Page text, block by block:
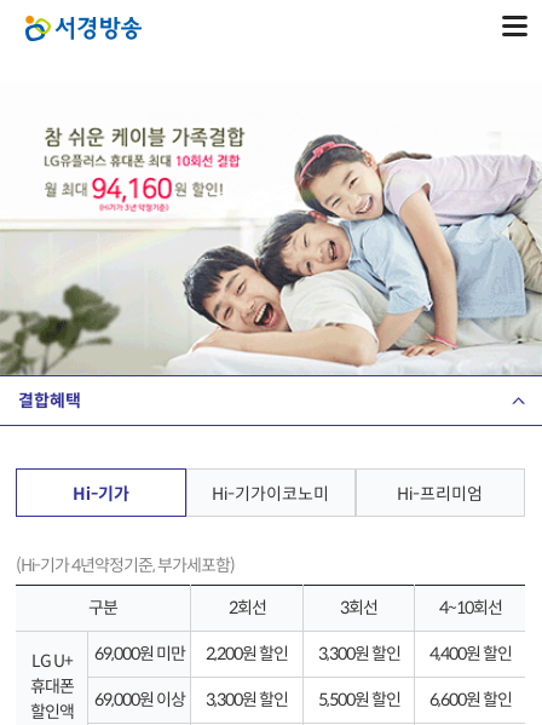
결합혜택
Hi-기가 Hi-기가이코노미 Hi-프리미엄
(Hi-기가 4년약정기준, 부가세포함)
구분
2회선 3회선 4~10회선
LG U+
휴대폰
할인액
69,000원 미만 2,200원 할인 3,300원 할인 4,400원 할인
69,000원 이상 3,300원 할인 5,500원 할인 6,600원 할인